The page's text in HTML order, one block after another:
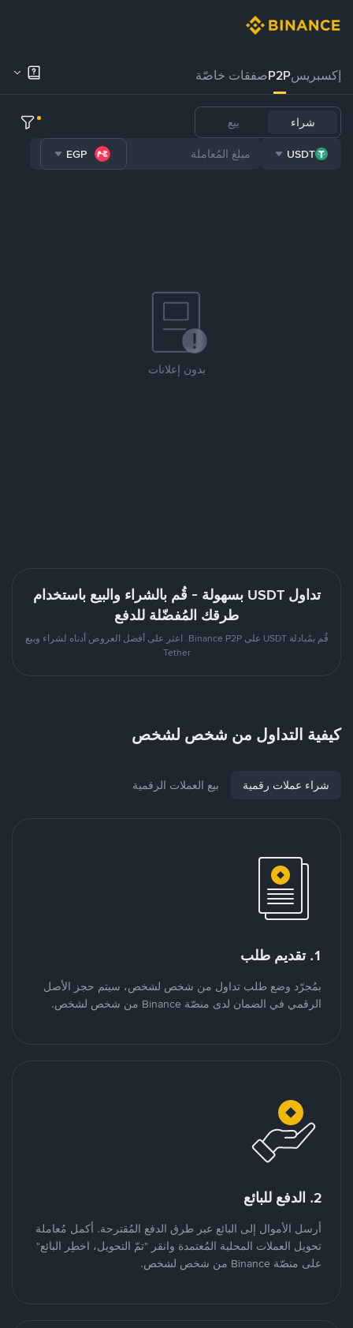
إكسبريسP2Pصفقات خاصّة
شراء بيع
USDT
EGP
بدون إعلانات
تداول USDT بسهولة - قُم بالشراء والبيع باستخدام
طرقك المُفضّلة للدفع
قُم بمُبادلة USDT على Binance P2P. اعثر على أفضل العروض أدناه لشراء وبيع
Tether
كيفية التداول من شخص لشخص
شراء عملات رقمية بيع العملات الرقمية
1. تقديم طلب
بمُجرّد وضع طلب تداول من شخص لشخص، سيتم حجز الأصل
الرقمي في الضمان لدى منصّة Binance من شخص لشخص.
2. الدفع للبائع
أرسل الأموال إلى البائع عبر طرق الدفع المُقترحة. أكمل مُعاملة
تحويل العملات المحلية المُعتمدة وانقر "تمّ التحويل، اخطِر البائع"
على منصّة Binance من شخص لشخص.